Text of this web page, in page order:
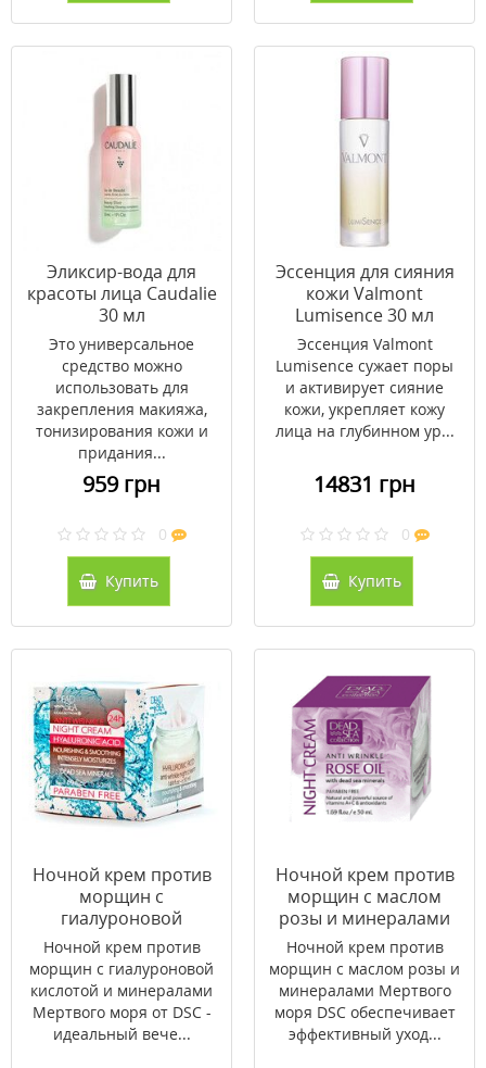
Эликсир-вода для
красоты лица Caudalie
30 мл
Это универсальное
средство можно
использовать для
закрепления макияжа,
тонизирования кожи и
придания...
959 грн
0
Купить
Эссенция для сияния
кожи Valmont
Lumisence 30 мл
Эссенция Valmont
Lumisence сужает поры
и активирует сияние
кожи, укрепляет кожу
лица на глубинном ур...
14831 грн
0
Купить
Ночной крем против
морщин с
гиалуроновой
кислотой и
минералами
Мертвого моря DSC
50мл
Ночной крем против
морщин с гиалуроновой
кислотой и минералами
Мертвого моря от DSC -
идеальный вече...
Ночной крем против
морщин с маслом
розы и минералами
Мертвого моря DSC
50мл
Ночной крем против
морщин с маслом розы и
минералами Мертвого
моря DSC обеспечивает
эффективный уход...